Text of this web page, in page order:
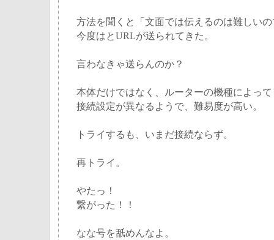
方法を聞くと「文面では伝えるのは難しい
今度はとURLが送られてきた。
言わなきゃ送らんのか？
本体だけではなく、ルーターの機種によって
接続設定が異なるようで、難易度が高い。
トライするも、いまだ接続ならず。
再トライ。
やたっ！
繋がった！！
なな号を舐めんなよ。